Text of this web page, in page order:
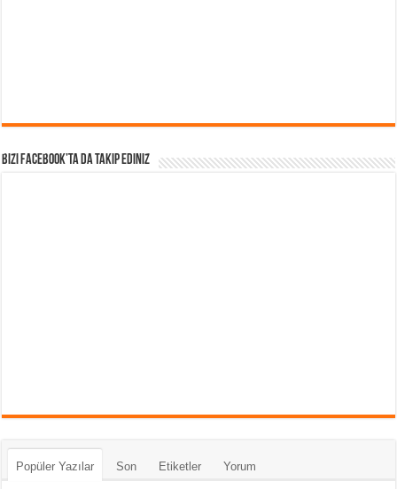
Bizi Facebook’ta da takip Ediniz
Popüler Yazılar Son Etiketler Yorum